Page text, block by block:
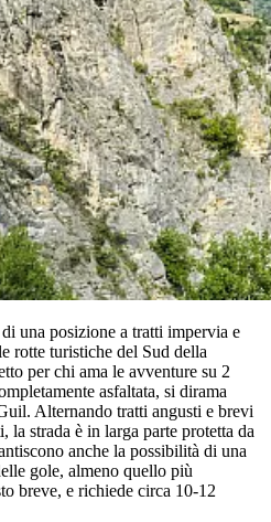
una posizione a tratti impervia e
rotte turistiche del Sud della
per chi ama le avventure su 2
asfaltata, si dirama
Alternando tratti angusti e brevi
la strada è in larga parte protetta da
anche la possibilità di una
gole, almeno quello più
breve, e richiede circa 10-12